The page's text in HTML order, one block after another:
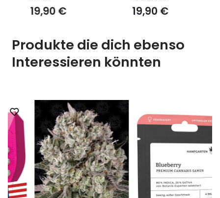
19,90€ 19,90€
Produkte die dich ebenso
Interessieren könnten